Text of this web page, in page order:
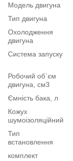
Модель двигуна
Тип двигуна
Охолодження
двигуна
Система запуску
Робочий об`єм
двигуна, см3
Ємність бака, л
Кожух
шумоізоляційний
Тип
встановлення
комплект